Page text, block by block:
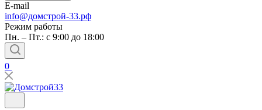
E-mail
info@домстрой-33.рф
Режим работы
Пн. – Пт.: с 9:00 до 18:00
0